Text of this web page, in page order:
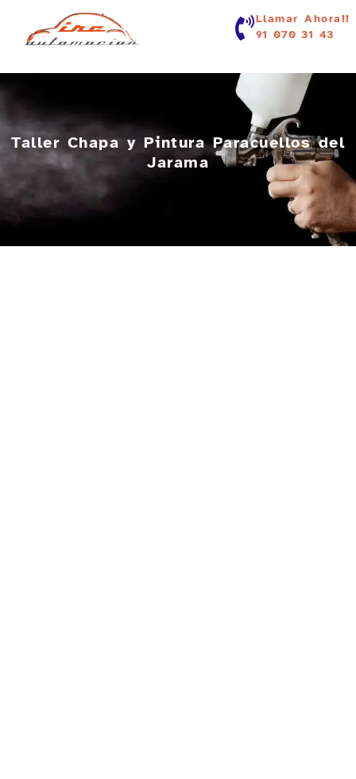
Llamar Ahora!!
91 070 31 43
Taller Chapa y Pintura Paracuellos del
Jarama